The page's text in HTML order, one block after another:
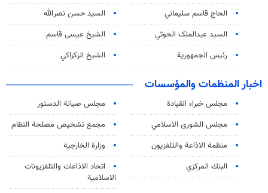
الحاج قاسم سليماني
السيد حسن نصرالله
السید عبدالملک الحوثي
الشيخ عيسى قاسم
رئيس الجمهورية
الشيخ الزكزاكي
اخبار المنظمات والمؤسسات
مجلس خبراء القيادة
مجلس صيانة الدستور
مجلس الشورى الاسلامي
مجمع تشخيص مصلحة النظام
منظمة الاذاعة والتلفزیون
وزارة الخارجية
البنك المركزي
اتحاد الاذاعات والتلفزيونات
الاسلامية